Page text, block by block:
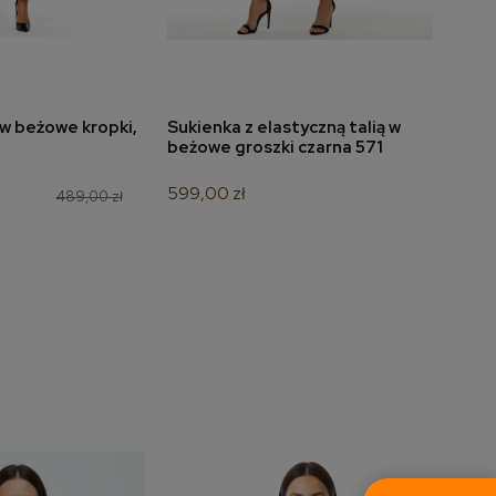
koszyka
beżowe kropki,
489,00 zł
dodaj do koszyka
Sukienka z elastyczną talią w
beżowe groszki czarna 571
599,00 zł